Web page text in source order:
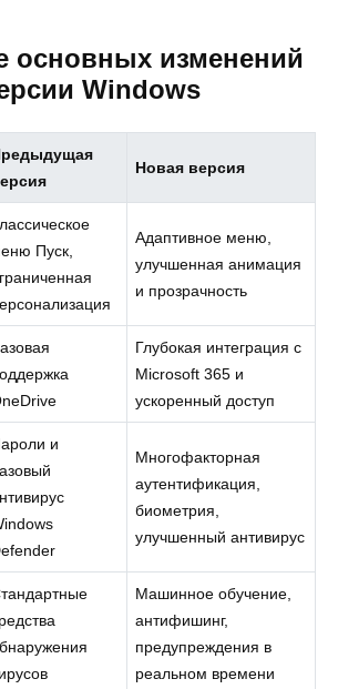
основных изменений
Windows
Новая версия
Пуск,
Адаптивное меню,
улучшенная анимация
и прозрачность
Глубокая интеграция с
Microsoft 365 и
ускоренный доступ
и
Многофакторная
аутентификация,
биометрия,
улучшенный антивирус
Машинное обучение,
антифишинг,
предупреждения в
реальном времени